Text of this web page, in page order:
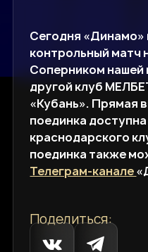
Сегодня «Динамо»
контрольный матч
Соперником нашей
другой клуб
«Кубань». Прямая
поединка
краснодарского
поединка также
Телеграм-канале
Поделиться: